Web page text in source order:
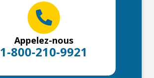
Appelez-nous
1-800-210-9921